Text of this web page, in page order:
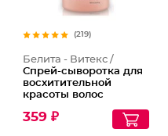
(219)
Белита - Витекс /
Спрей-сыворотка для
восхитительной
красоты волос
эффектов
Совершенные Волосы
359 ₽